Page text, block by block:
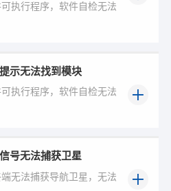
执行程序，软件自检无法
示无法找到模块
执行程序，软件自检无法
号无法捕获卫星
无法捕获导航卫星，无法